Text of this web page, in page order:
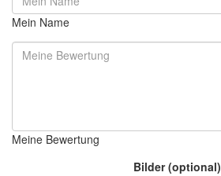
Mein Name
Meine Bewertung
Bilder (optional)